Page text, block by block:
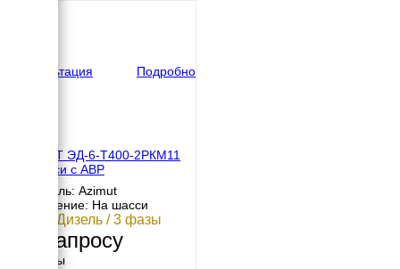
Консультация
Подробно
АЗИМУТ ЭД-6-Т400-2РКМ11
на шасси с АВР
Двигатель: Azimut
Исполнение: На шасси
6 кВт / Дизель / 3 фазы
По запросу
Размеры